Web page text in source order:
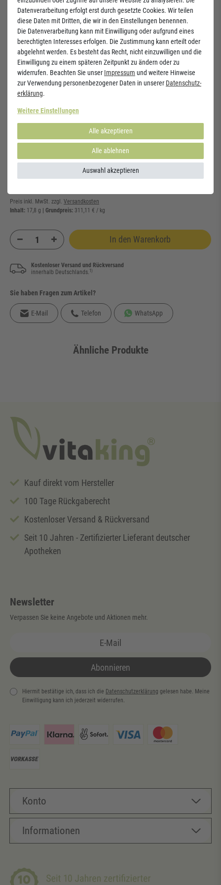
versorgt Ihre Zellen mit Energie, unterstützt dieHautgesundheitund sorgt
fürmentale Frische– ein echtes Multitalent für Ihr Wohlbefinden!
Inhalt:(60 Tabletten)
Hinweise:
Die angegebene tägliche Verzehrmenge darf nicht überschritten werden.
Nahrungsergänzungsmittel
Ernährung dienen.
Außerhalb der Reichweite von kleinen Kindern lagern. Kühl, trocken und
vor Licht geschützt aufbewahren.
Riboflavin Vitamin B2 40mg (60)
5,60 €
Preis inkl. MwSt. zzgl. Versandkosten
Inhalt: 17,8 g | Grundpreis: 311,11 € / kg
In den Warenkorb
Kostenloser Versand und Rückversand
innerhalb Deutschlands. 1)
Sie haben Fragen zum Artikel?
E-Mail Telefon WhatsApp
Ähnliche Produkte
Kauf direkt vom Hersteller
100 Tage Rückgaberecht
Kostenloser Versand & Rückversand
Seit 10 Jahren - Zertifizierter Lieferant deutscher
Apotheken
Newsletter
Verpassen Sie keine Angebote und Aktionen mehr.
Abonnieren
Hiermit bestätige ich, dass ich die Daten­schutz­erklärung gelesen habe. Meine
Einwilligung kann ich jederzeit widerrufen.
Konto
Informationen
Datenverarbeitung erfolgt erst durch gesetzte Cookies. Wir teilen
diese Daten mit Dritten, die wir in den Einstellungen benennen.
Die Datenverarbeitung kann mit Einwilligung oder aufgrund eines
berechtigten Interesses erfolgen. Die Zustimmung kann erteilt oder
abgelehnt werden. Es besteht das Recht, nicht einzuwilligen und die
Einwilligung zu einem späteren Zeitpunkt zu ändern oder zu
widerrufen. Beachten Sie unser Impressum und weitere Hinweise
zur Verwendung personenbezogener Daten in unserer Daten­schutz­
erklärung.
Weitere Einstellungen
Alle akzeptieren
Alle ablehnen
Auswahl akzeptieren